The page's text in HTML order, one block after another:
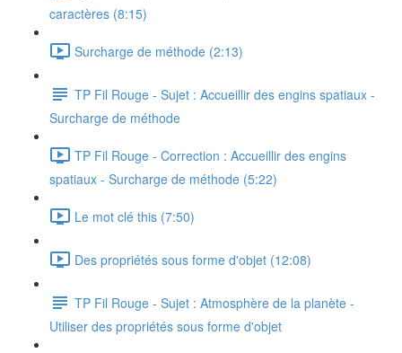
caractères (8:15)
Surcharge de méthode (2:13)
TP Fil Rouge - Sujet : Accueillir des engins spatiaux -
Surcharge de méthode
TP Fil Rouge - Correction : Accueillir des engins
spatiaux - Surcharge de méthode (5:22)
Le mot clé this (7:50)
Des propriétés sous forme d'objet (12:08)
TP Fil Rouge - Sujet : Atmosphère de la planète -
Utiliser des propriétés sous forme d'objet